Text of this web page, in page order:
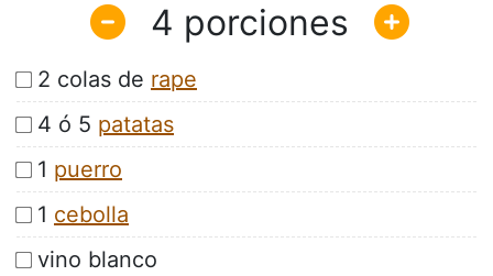
4
2 colas de rape
4 ó 5 patatas
1 puerro
1 cebolla
vino blanco